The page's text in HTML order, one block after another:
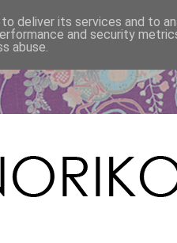
deliver its services and to
and security
abuse.